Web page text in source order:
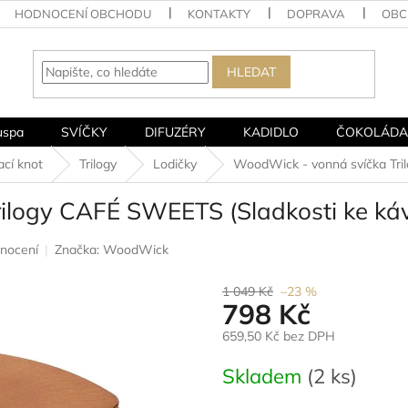
HODNOCENÍ OBCHODU KONTAKTY DOPRAVA
HLEDAT
SVÍČKY DIFUZÉRY KADIDLO ČOKOLÁDA
knot Trilogy Lodičky WoodWick - vonná svíčka
CAFÉ SWEETS (Sladkosti ke
Značka: WoodWick
1 049 Kč –23 %
798 Kč
659,50 Kč bez DPH
cena:
Skladem (2 ks)